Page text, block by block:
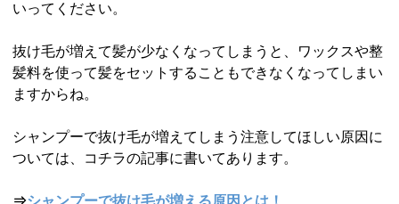
いってください。
抜け毛が増えて髪が少なくなってしまうと、ワックスや整
髪料を使って髪をセットすることもできなくなってしまい
ますからね。
シャンプーで抜け毛が増えてしまう注意してほしい原因に
ついては、コチラの記事に書いてあります。